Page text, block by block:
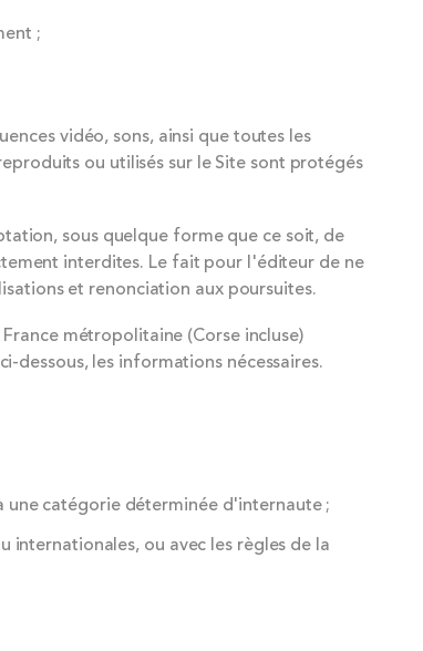
;
vidéo, sons, ainsi que toutes les
ou utilisés sur le Site sont protégés
sous quelque forme que ce soit, de
interdites. Le fait pour l'éditeur de ne
et renonciation aux poursuites.
métropolitaine (Corse incluse)
dessous, les informations nécessaires.
une catégorie déterminée d'internaute ;
ou avec les règles de la